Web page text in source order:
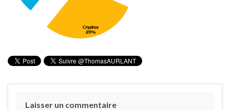
Laisser un commentaire